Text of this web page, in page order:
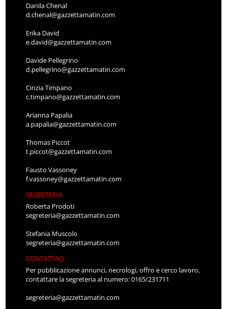
Danila Chenal
d.chenal@gazzettamatin.com
Erika David
e.david@gazzettamatin.com
Davide Pellegrino
d.pellegrino@gazzettamatin.com
Cinzia Timpano
c.timpano@gazzettamatin.com
Arianna Papalia
a.papalia@gazzettamatin.com
Thomas Piccot
t.piccot@gazzettamatin.com
Fausto Vassoney
f.vassoney@gazzettamatin.com
SEGRETERIA
Roberta Prodoti
segreteria@gazzettamatin.com
Stefania Muscolo
segreteria@gazzettamatin.com
CONTATTACI
Per pubblicazione annunci, necrologi, offro e cerco lavoro,
contattare la segreteria al numero: 0165/231711
segreteria@gazzettamatin.com